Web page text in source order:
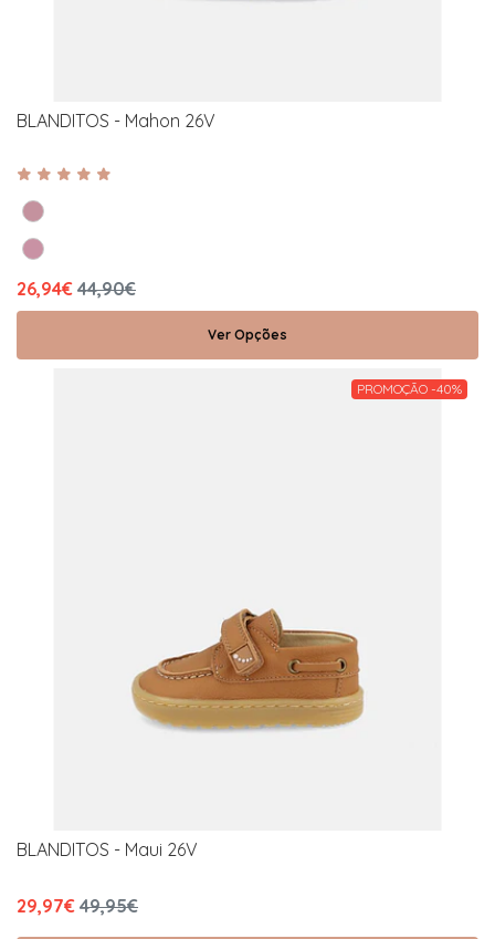
BLANDITOS - Mahon 26V
26,94€ 44,90€
Ver Opções
PROMOÇÃO -40%
BLANDITOS - Maui 26V
29,97€ 49,95€